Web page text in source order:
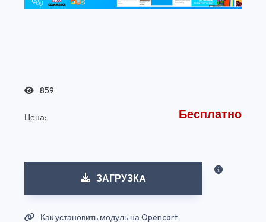
859
Цена: Бесплатно
ЗАГРУЗКA
Как установить модуль на Opencart